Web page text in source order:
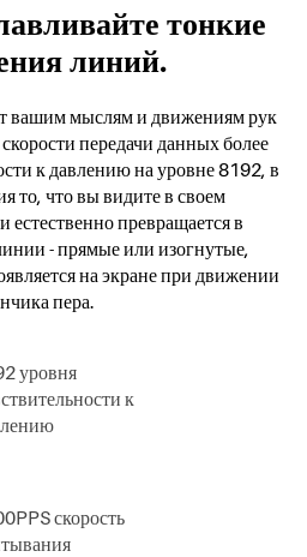
тонкие
линий.
вашим мыслям и движениям рук
передачи данных более
к давлению на уровне 8192, в
то, что вы видите в своем
естественно превращается в
- прямые или изогнутые,
на экране при движении
пера.
уровня
к
скорость